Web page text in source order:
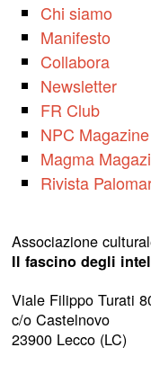
Chi siamo
Manifesto
Collabora
Newsletter
FR Club
NPC Magazine
Magma
Rivista
Associazione
Il fascino degli
Viale Filippo Turati
c/o Castelnovo
23900 Lecco (LC)